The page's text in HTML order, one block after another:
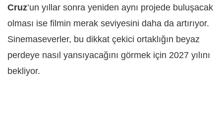
Cruz’un yıllar sonra yeniden aynı projede buluşacak
olması ise filmin merak seviyesini daha da artırıyor.
Sinemaseverler, bu dikkat çekici ortaklığın beyaz
perdeye nasıl yansıyacağını görmek için 2027 yılını
bekliyor.